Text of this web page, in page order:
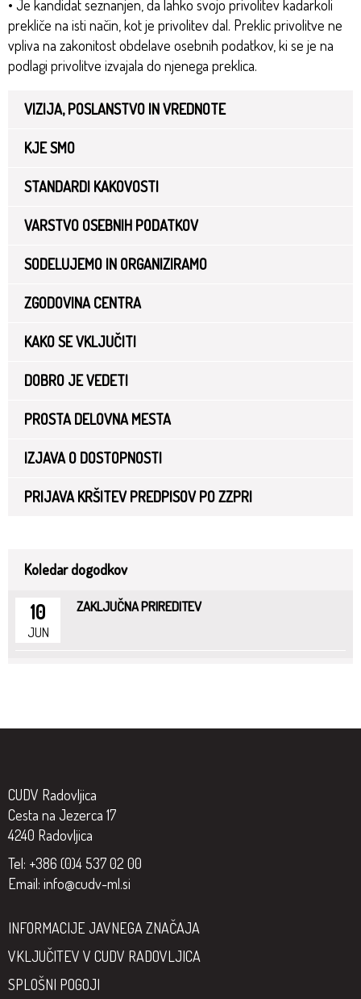
• Je kandidat seznanjen, da lahko svojo privolitev kadarkoli
prekliče na isti način, kot je privolitev dal. Preklic privolitve ne
vpliva na zakonitost obdelave osebnih podatkov, ki se je na
podlagi privolitve izvajala do njenega preklica.
VIZIJA, POSLANSTVO IN VREDNOTE
KJE SMO
STANDARDI KAKOVOSTI
VARSTVO OSEBNIH PODATKOV
SODELUJEMO IN ORGANIZIRAMO
ZGODOVINA CENTRA
KAKO SE VKLJUČITI
DOBRO JE VEDETI
PROSTA DELOVNA MESTA
IZJAVA O DOSTOPNOSTI
PRIJAVA KRŠITEV PREDPISOV PO ZZPRI
Koledar dogodkov
10
JUN
ZAKLJUČNA PRIREDITEV
CUDV Radovljica
Cesta na Jezerca 17
4240 Radovljica
Tel: +386 (0)4 537 02 00
Email: info@cudv-ml.si
INFORMACIJE JAVNEGA ZNAČAJA
VKLJUČITEV V CUDV RADOVLJICA
SPLOŠNI POGOJI